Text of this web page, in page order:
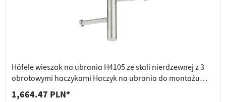
Häfele wieszak na ubrania H4105 ze stali nierdzewnej z 3
obrotowymi haczykami Haczyk na ubrania do montażu
pod podłogą
1,664.47 PLN*